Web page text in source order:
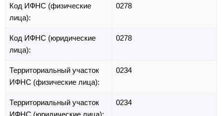
Код ИФНС (физические
лица):
0278
Код ИФНС (юридические
лица):
0278
Территориальный участок
ИФНС (физические лица):
0234
Территориальный участок
ИФНС (юридические лица):
0234